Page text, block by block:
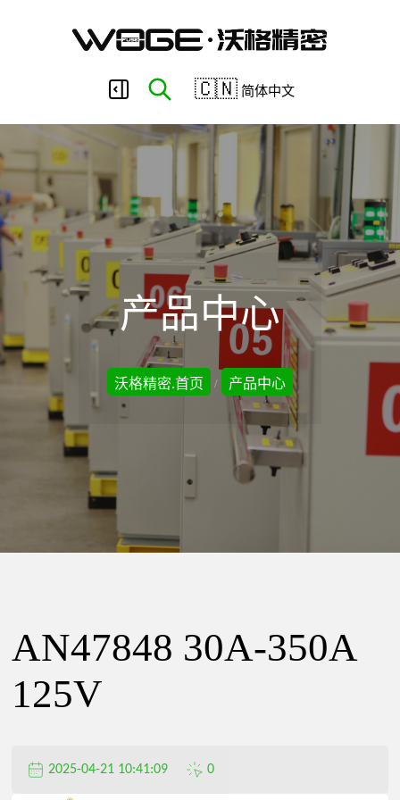
莞
市
沃
格
精
电
器
有
限
🇨🇳 简体中文
产品中心
沃格精密.首页 / 产品中心
AN47848 30A-350A
125V
2025-04-21 10:41:09 0